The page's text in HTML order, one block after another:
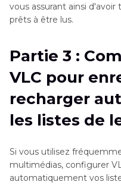
vous assurant ainsi
prêts à être lus.
Partie 3 :
VLC pour
recharger
les listes de
Si vous utilisez
multimédias, configurer
automatiquement vos